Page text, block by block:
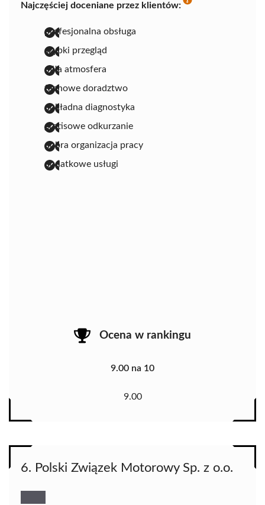
Najczęściej doceniane przez klientów:
profesjonalna obsługa
szybki przegląd
miła atmosfera
fachowe doradztwo
dokładna diagnostyka
gratisowe odkurzanie
dobra organizacja pracy
dodatkowe usługi
Ocena w rankingu
9.00 na 10
9.00
6. Polski Związek Motorowy Sp. z o.o.